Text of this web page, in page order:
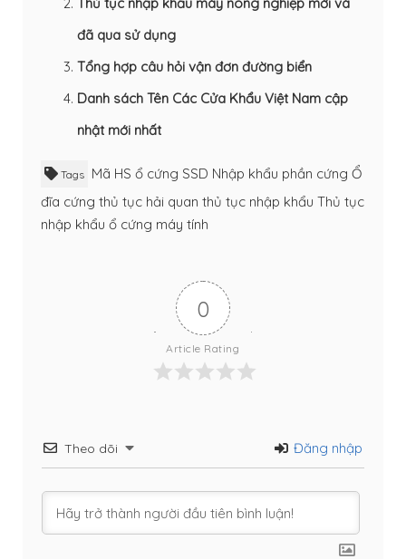
Thủ tục nhập khẩu máy nông nghiệp mới và
đã qua sử dụng
Tổng hợp câu hỏi vận đơn đường biển
Danh sách Tên Các Cửa Khẩu Việt Nam cập
nhật mới nhất
Tags Mã HS ổ cứng SSD Nhập khẩu phần cứng Ổ
đĩa cứng thủ tục hải quan thủ tục nhập khẩu Thủ tục
nhập khẩu ổ cứng máy tính
0
Article Rating
Theo dõi Đăng nhập